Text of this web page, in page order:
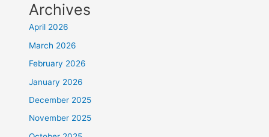
Archives
April 2026
March 2026
February 2026
January 2026
December 2025
November 2025